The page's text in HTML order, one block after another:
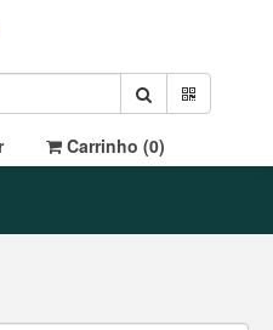
Carrinho (0)